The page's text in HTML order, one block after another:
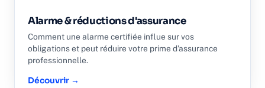
Alarme & réductions d'assurance
Comment une alarme certifiée influe sur vos
obligations et peut réduire votre prime d'assurance
professionnelle.
Découvrir →